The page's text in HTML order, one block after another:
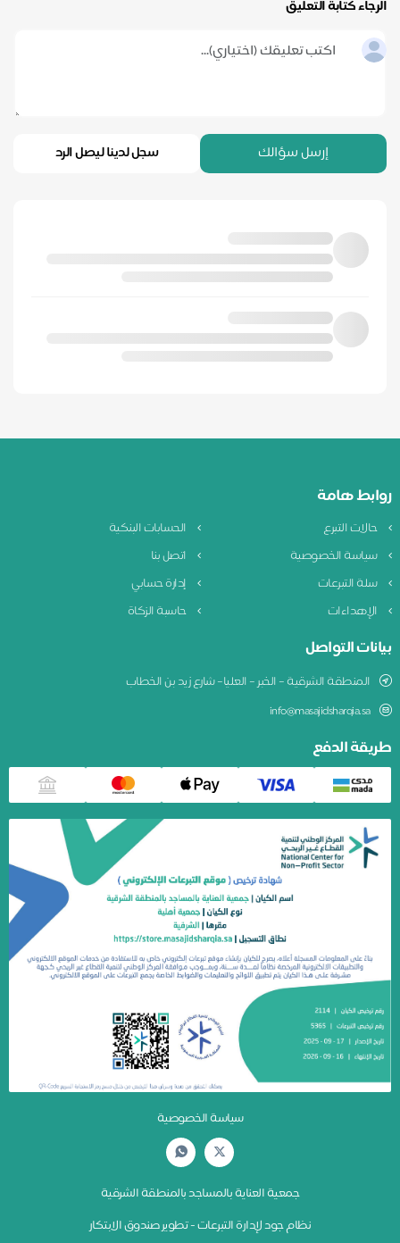
كتابة التعليق
إرسل سؤالك سجل لدينا ليصل الرد
هامة
التبرع
الحسابات البنكية
الخصوصية
اتصل بنا
التبرعات
إدارة حسابي
حاسبة الزكاة
التواصل
المنطقة الشرقية – الخبر – العليا– شارع زيد بن الخطاب
info@masajidsharqia.sa
الدفع
سياسة الخصوصية
جمعية العناية بالمساجد بالمنطقة الشرقية
نظام جود لإدارة التبرعات - تطوير صندوق الابتكار